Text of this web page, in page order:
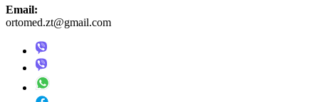
Email:
ortomed.zt@gmail.com